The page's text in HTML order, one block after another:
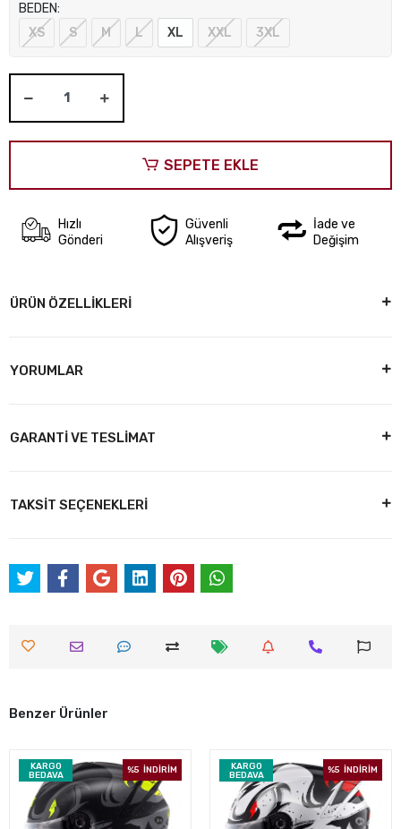
BEDEN:
XS
S M L XL XXL 3XL
SEPETE EKLE
Hızlı
Gönderi
Güvenli
Alışveriş
İade ve
Değişim
ÜRÜN ÖZELLİKLERİ
YORUMLAR
GARANTİ VE TESLİMAT
TAKSİT SEÇENEKLERİ
Benzer Ürünler
KARGO
BEDAVA
%5 İNDİRİM
KARGO
BEDAVA
%5 İNDİRİM